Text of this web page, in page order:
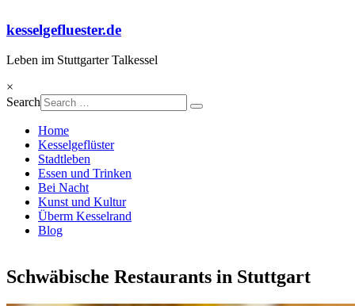
to
content
kesselgefluester.de
Leben im Stuttgarter Talkessel
×
Search
Home
Kesselgeflüster
Stadtleben
Essen und Trinken
Bei Nacht
Kunst und Kultur
Überm Kesselrand
Blog
Schwäbische Restaurants in Stuttgart